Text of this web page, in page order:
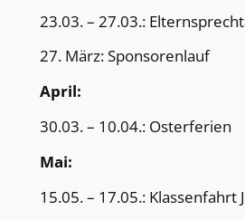
23.03. – 27.03.:
27. März: Sponsorenlauf
April:
30.03. – 10.04.: Osterferien
Mai:
15.05. – 17.05.: Klassenfahrt